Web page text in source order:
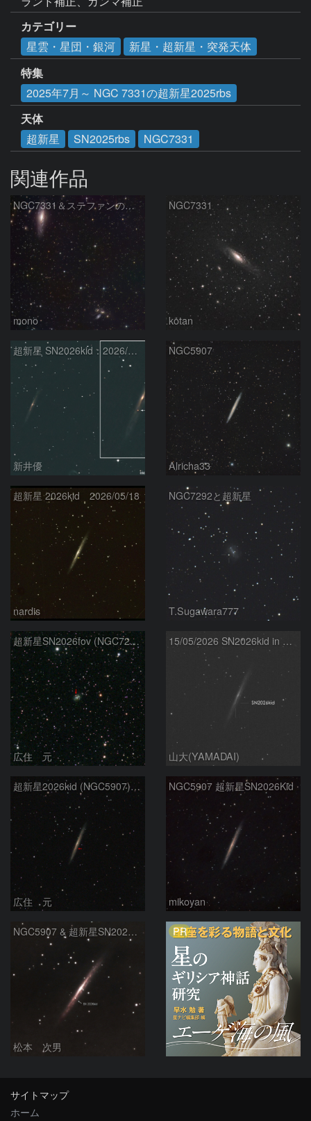
カテゴリー
星雲・星団・銀河
新星・超新星・突発天体
特集
2025年7月～ NGC 7331の超新星2025rbs
天体
超新星
SN2025rbs NGC7331
関連作品
NGC7331＆ステファンの五つ子
mono
NGC7331
kotan
超新星 SN2026kid：2026/05/18
新井優
NGC5907
Alricha33
超新星 2026kid 2026/05/18
nardis
NGC7292と超新星
T.Sugawara777
超新星SN2026fov (NGC7292) 5/17
広住 元
15/05/2026 SN2026kid in NGC5907
山大(YAMADAI)
超新星2026kid (NGC5907) 5/17
広住 元
NGC5907 超新星SN2026Kid
mikoyan
NGC5907 & 超新星SN2026kid
松本 次男
PR
サイトマップ
ホーム